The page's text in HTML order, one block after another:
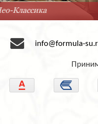
info@formula-